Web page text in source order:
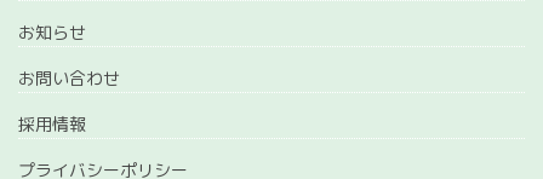
お知らせ
お問い合わせ
採用情報
プライバシーポリシー